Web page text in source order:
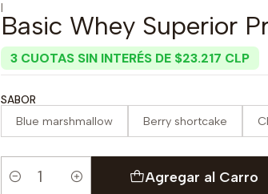
|
Basic Whey Superior
3 CUOTAS SIN INTERÉS DE $23.217 CLP
SABOR
Blue marshmallow Berry shortcake
Cantidad
Agregar al Carro